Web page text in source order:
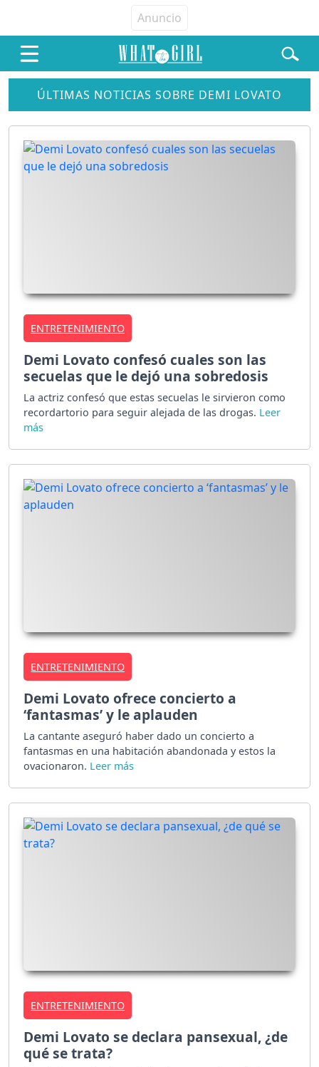
ÚLTIMAS NOTICIAS SOBRE DEMI LOVATO
ENTRETENIMIENTO
Demi Lovato confesó cuales son las
secuelas que le dejó una sobredosis
La actriz confesó que estas secuelas le sirvieron como
recordartorio para seguir alejada de las drogas.
ENTRETENIMIENTO
Demi Lovato ofrece concierto a
‘fantasmas’ y le aplauden
La cantante aseguró haber dado un concierto a
fantasmas en una habitación abandonada y estos la
ovacionaron.
ENTRETENIMIENTO
Demi Lovato se declara pansexual, ¿de
qué se trata?